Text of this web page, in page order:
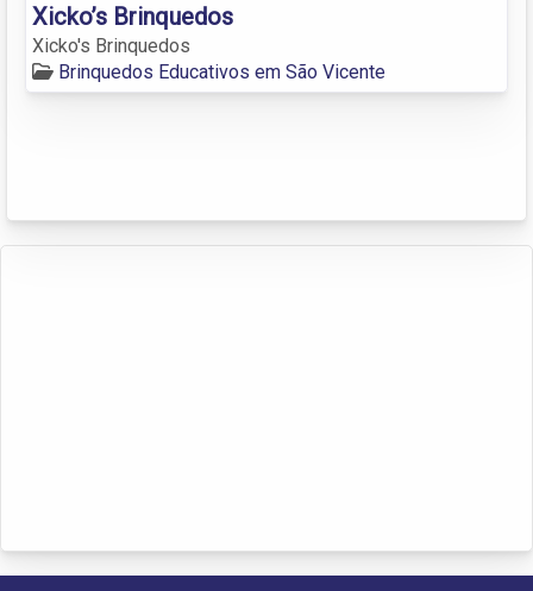
Xicko’s Brinquedos
Xicko's Brinquedos
Brinquedos Educativos em São Vicente